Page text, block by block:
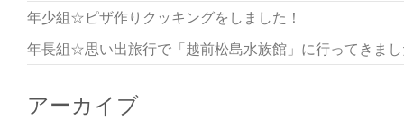
年少組☆ピザ作りクッキングをしました！
年長組☆思い出旅行で「越前松島水族館」に行ってきま
アーカイブ